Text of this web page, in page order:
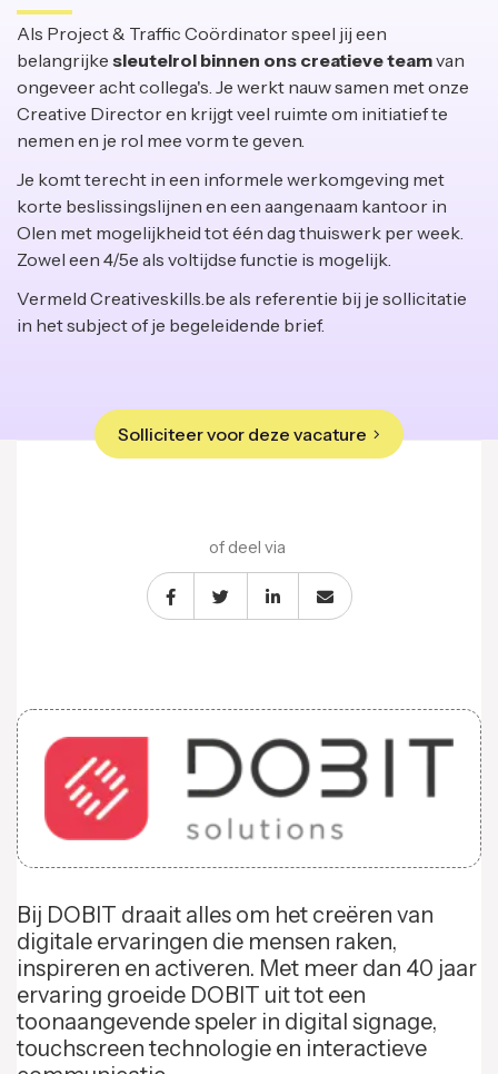
Als Project & Traffic Coördinator speel jij een
belangrijke sleutelrol binnen ons creatieve teamvan
ongeveer acht collega's. Je werkt nauw samen met onze
Creative Director en krijgt veel ruimte om initiatief te
nemen en je rol mee vorm te geven.
Je komt terecht in een informele werkomgeving met
korte beslissingslijnen en een aangenaam kantoor in
Olen met mogelijkheid tot één dag thuiswerk per week.
Zowel een 4/5e als voltijdse functie is mogelijk.
Vermeld Creativeskills.be als referentie bij je sollicitatie
in het subject of je begeleidende brief.
of deel via
Bij DOBIT draait alles om het creëren van
digitale ervaringen die mensen raken,
inspireren en activeren. Met meer dan 40 jaar
ervaring groeide DOBIT uit tot een
toonaangevende speler in digital signage,
touchscreen technologie en interactieve